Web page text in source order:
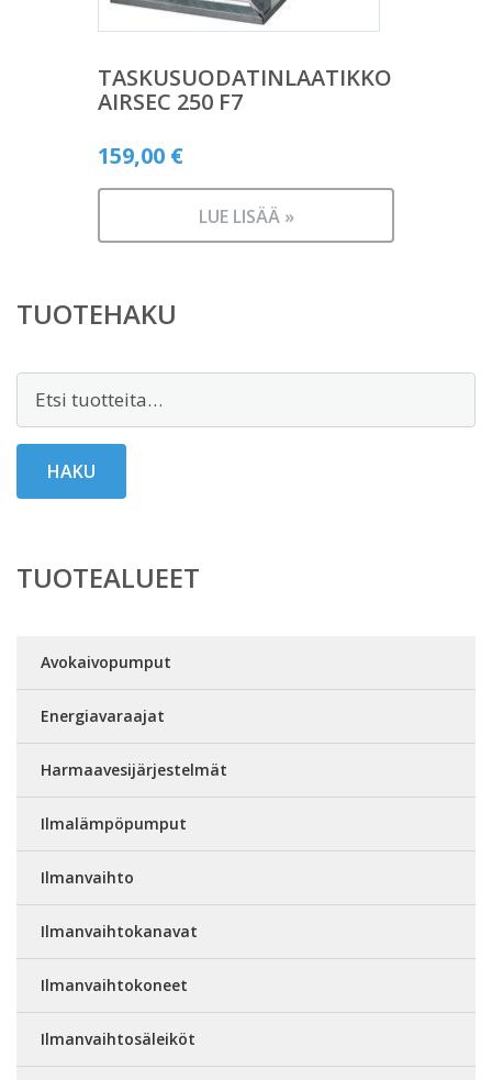
TASKUSUODATINLAATIKKO
AIRSEC 250 F7
159,00 €
LUE LISÄÄ »
TUOTEHAKU
Etsi:
HAKU
TUOTEALUEET
Avokaivopumput
Energiavaraajat
Harmaavesijärjestelmät
Ilmalämpöpumput
Ilmanvaihto
Ilmanvaihtokanavat
Ilmanvaihtokoneet
Ilmanvaihtosäleiköt